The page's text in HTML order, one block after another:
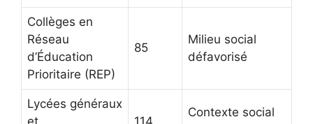
Collèges en
Réseau
d’Éducation
Prioritaire (REP)
85
Milieu social
défavorisé
Lycées généraux
et
114
Contexte social